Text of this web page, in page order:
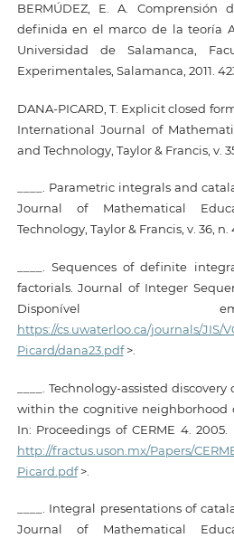
BERMÚDEZ, E. A.
definida en el marco de la teoría
Universidad de Salamanca,
Experimentales, Salamanca, 2011.
DANA-PICARD, T. Explicit closed
International Journal of
and Technology, Taylor & Francis, v.
____. Parametric integrals and
Journal of Mathematical
Technology, Taylor & Francis, v. 36, n.
____. Sequences of definite
factorials. Journal of Integer
https://cs.uwaterloo.ca/journals/JIS/
Picard/dana23.pdf>.
____. Technology-assisted
within the cognitive neighborhood
In: Proceedings of CERME 4.
http://fractus.uson.mx/Papers/
Picard.pdf>.
____. Integral presentations of
Journal of Mathematical